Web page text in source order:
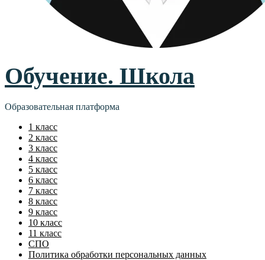
Обучение. Школа
Образовательная платформа
1 класс
2 класс
3 класс
4 класс
5 класс
6 класс
7 класс
8 класс
9 класс
10 класс
11 класс
СПО
Политика обработки персональных данных